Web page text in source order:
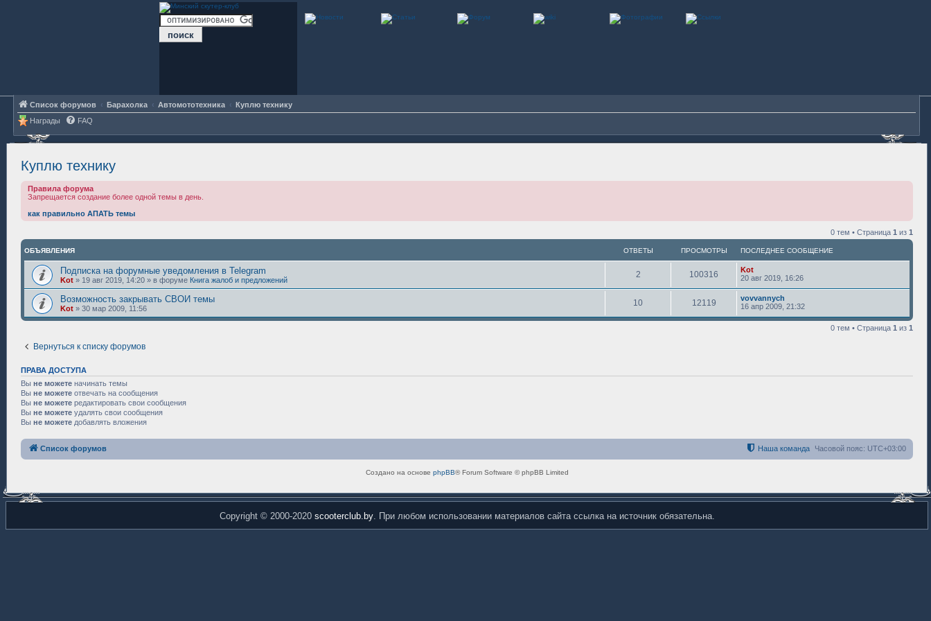
Список форумов Барахолка Автомототехника
Куплю технику
Награды
FAQ
Куплю технику
Правила форума
Запрещается создание более одной темы в день.
как правильно АПАТЬ темы
0 тем • Страница 1 из 1
ОБЪЯВЛЕНИЯ ОТВЕТЫ ПРОСМОТРЫ ПОСЛЕДНЕЕ СООБЩЕНИЕ
Подписка на форумные уведомления в Telegram
Kot » 19 авг 2019, 14:20 » в форуме Книга жалоб и предложений
2 100316
Kot
20 авг 2019, 16:26
Возможность закрывать СВОИ темы
Kot » 30 мар 2009, 11:56
10 12119
vovvannych
16 апр 2009, 21:32
0 тем • Страница 1 из 1
Вернуться к списку форумов
ПРАВА ДОСТУПА
Вы не можете начинать темы
Вы не можете отвечать на сообщения
Вы не можете редактировать свои сообщения
Вы не можете удалять свои сообщения
Вы не можете добавлять вложения
Список форумов Часовой пояс: UTC+03:00
Наша команда
Создано на основе phpBB® Forum Software © phpBB Limited
Copyright © 2000-2020 scooterclub.by. При любом использовании материалов сайта ссылка на источник обязательна.